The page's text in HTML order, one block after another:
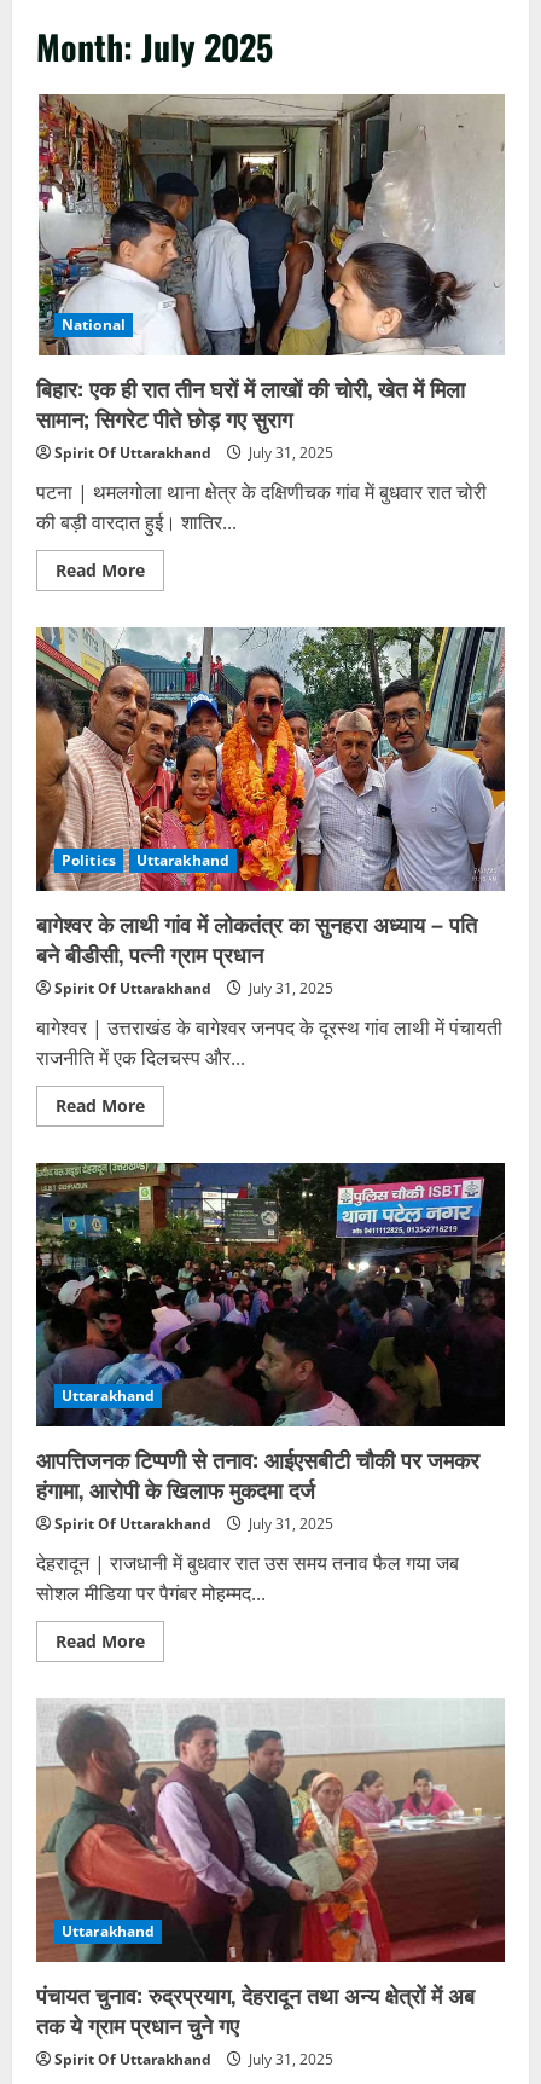
Month:July 2025
National
बिहार: एक ही रात तीन घरों में लाखों की चोरी, खेत में मिला
सामान; सिगरेट पीते छोड़ गए सुराग
Spirit Of Uttarakhand July 31, 2025
पटना | थमलगोला थाना क्षेत्र के दक्षिणीचक गांव में बुधवार रात चोरी
की बड़ी वारदात हुई। शातिर...
Read MoreRead
more
एक
ही
रात
तीन
घरों
में
लाखों
की
चोरी,
खेत
में
मिला
सामान;
सिगरेट
पीते
छोड़
सुराग
Politics Uttarakhand
बागेश्वर के लाथी गांव में लोकतंत्र का सुनहरा अध्याय – पति
बने बीडीसी, पत्नी ग्राम प्रधान
Spirit Of Uttarakhand July 31, 2025
बागेश्वर | उत्तराखंड के बागेश्वर जनपद के दूरस्थ गांव लाथी में पंचायती
राजनीति में एक दिलचस्प और...
Read MoreRead
more
के
लाथी
गांव
में
लोकतंत्र
का
सुनहरा
अध्याय
–
पति
बने
बीडीसी,
पत्नी
ग्राम
प्रधान
Uttarakhand
आपत्तिजनक टिप्पणी से तनाव: आईएसबीटी चौकी पर जमकर
हंगामा, आरोपी के खिलाफ मुकदमा दर्ज
Spirit Of Uttarakhand July 31, 2025
देहरादून | राजधानी में बुधवार रात उस समय तनाव फैल गया जब
सोशल मीडिया पर पैगंबर मोहम्मद...
Read MoreRead
more
टिप्पणी
तनाव:
आईएसबीटी
चौकी
पर
जमकर
हंगामा,
आरोपी
के
खिलाफ
मुकदमा
दर्ज
Uttarakhand
पंचायत चुनाव: रुद्रप्रयाग, देहरादून तथा अन्य क्षेत्रों में अब
तक ये ग्राम प्रधान चुने गए
Spirit Of Uttarakhand July 31, 2025